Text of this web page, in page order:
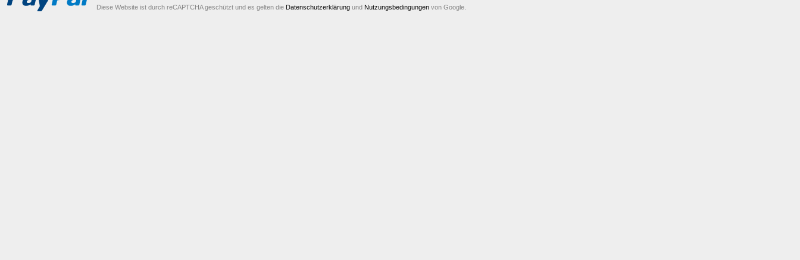
Diese Website ist durch reCAPTCHA geschützt und es gelten die Datenschutzerklärung und Nutzungsbedingungen von Google.